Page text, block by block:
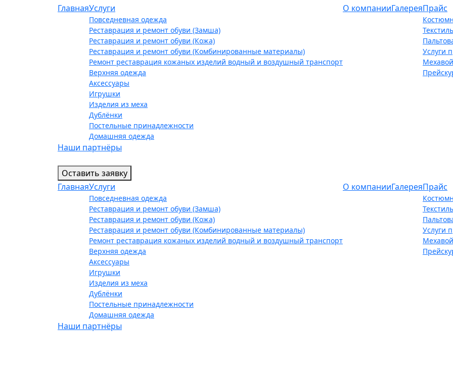
ГлавнаяУслуги
Повседневная одежда
Реставрация и ремонт обуви (Замша)
Реставрация и ремонт обуви (Кожа)
Реставрация и ремонт обуви (Комбинированные материалы)
Ремонт реставрация кожаных изделий водный и воздушный транспорт
Верхняя одежда
Аксессуары
Игрушки
Изделия из меха
Дублёнки
Постельные принадлежности
Домашняя одежда
О компанииГалереяПрайс
Услуги
Наши партнёры
Оставить заявку
ГлавнаяУслуги
Повседневная одежда
Реставрация и ремонт обуви (Замша)
Реставрация и ремонт обуви (Кожа)
Реставрация и ремонт обуви (Комбинированные материалы)
Ремонт реставрация кожаных изделий водный и воздушный транспорт
Верхняя одежда
Аксессуары
Игрушки
Изделия из меха
Дублёнки
Постельные принадлежности
Домашняя одежда
О компанииГалереяПрайс
Услуги
Наши партнёры